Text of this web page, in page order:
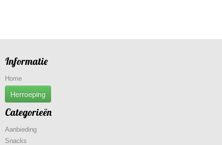
Informatie
Home
Herroeping
Categorieën
Aanbieding
Snacks